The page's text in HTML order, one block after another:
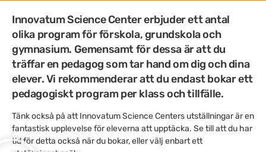
Innovatum Science Center erbjuder ett antal
olika program för förskola, grundskola och
gymnasium. Gemensamt för dessa är att du
träffar en pedagog som tar hand om dig och dina
elever. Vi rekommenderar att du endast bokar ett
pedagogiskt program per klass och tillfälle.
Tänk också på att Innovatum Science Centers utställningar är en
fantastisk upplevelse för eleverna att upptäcka. Se till att du har
tid för detta också när du bokar, eller välj enbart ett